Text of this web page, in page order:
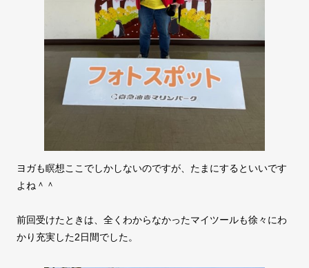
ヨガも瞑想ここでしかしないのですが、たまにするといいです
よね＾＾
前回受けたときは、全くわからなかったマイツールも徐々にわ
かり充実した2日間でした。